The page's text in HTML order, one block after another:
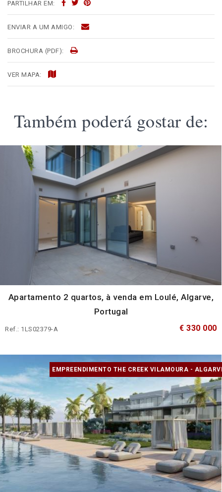
PARTILHAR EM:
ENVIAR A UM AMIGO:
BROCHURA (PDF):
VER MAPA:
Também poderá gostar de:
Apartamento 2 quartos, à venda em Loulé, Algarve,
Portugal
Ref.: 1LS02379-A € 330 000
EMPREENDIMENTO THE CREEK VILAMOURA -